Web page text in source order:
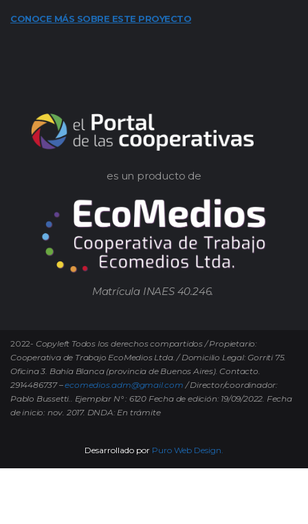
CONOCE MÁS SOBRE ESTE PROYECTO
es un producto de
Matrícula INAES 40.246.
2022- Copyleft Todos los derechos compartidos / Propietario:
Cooperativa de Trabajo EcoMedios Ltda. / Domicilio Legal: Gorriti 75.
Oficina 3. Bahía Blanca (provincia de Buenos Aires). Contacto.
2914486737 –ecomedios.adm@gmail.com / Director/coordinador:
Pablo Bussetti.. Ejemplar N° : 6120 Fecha de edición: 19/09/2022. Fecha
de inicio: nov. 2017. DNDA: En trámite
Desarrollado por Puro Web Design.